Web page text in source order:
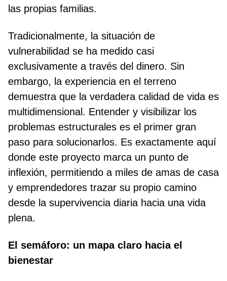
las propias familias.
Tradicionalmente, la situación de
vulnerabilidad se ha medido casi
exclusivamente a través del dinero. Sin
embargo, la experiencia en el terreno
demuestra que la verdadera calidad de vida es
multidimensional. Entender y visibilizar los
problemas estructurales es el primer gran
paso para solucionarlos. Es exactamente aquí
donde este proyecto marca un punto de
inflexión, permitiendo a miles de amas de casa
y emprendedores trazar su propio camino
desde la supervivencia diaria hacia una vida
plena.
El semáforo: un mapa claro hacia el
bienestar